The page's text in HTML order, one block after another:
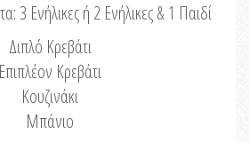
3 Ενήλικες ή 2 Ενήλικες & 1 Παιδί
Διπλό Κρεβάτι
Επιπλέον Κρεβάτι
Κουζινάκι
Μπάνιο